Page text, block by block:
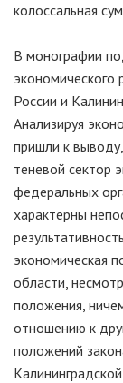
колоссальная
В монографии
экономического
России и
Анализируя
пришли к
теневой сектор
федеральных
характерны
экономическая
области,
положения,
отношению к
положений